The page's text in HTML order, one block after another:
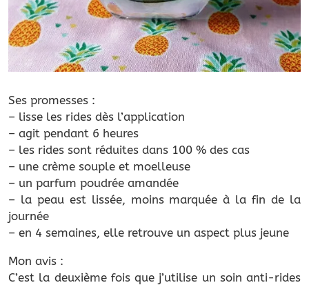
Ses promesses :
– lisse les rides dès l’application
– agit pendant 6 heures
– les rides sont réduites dans 100 % des cas
– une crème souple et moelleuse
– un parfum poudrée amandée
– la peau est lissée, moins marquée à la fin de la
journée
– en 4 semaines, elle retrouve un aspect plus jeune
Mon avis :
C’est la deuxième fois que j’utilise un soin anti-rides